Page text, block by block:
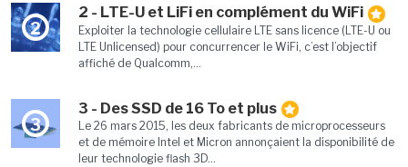
2
2 - LTE-U et LiFi en complément du WiFi
Exploiter la technologie cellulaire LTE sans licence (LTE-U ou
LTE Unlicensed) pour concurrencer le WiFi, c’est l’objectif
affiché de Qualcomm,...
3
3 - Des SSD de 16 To et plus
Le 26 mars 2015, les deux fabricants de microprocesseurs
et de mémoire Intel et Micron annonçaient la disponibilité de
leur technologie flash 3D...